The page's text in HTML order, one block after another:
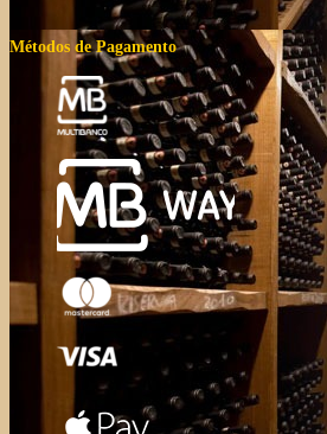
Métodos de Pagamento